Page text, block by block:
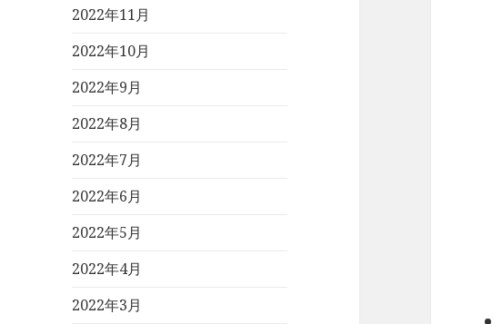
2022年11月
2022年10月
2022年9月
2022年8月
2022年7月
2022年6月
2022年5月
2022年4月
2022年3月